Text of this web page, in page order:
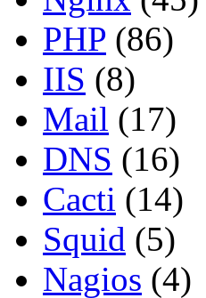
PHP (86)
IIS (8)
Mail (17)
DNS (16)
Cacti (14)
Squid (5)
Nagios (4)